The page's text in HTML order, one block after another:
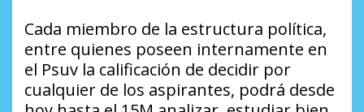
Cada miembro de la estructura política,
entre quienes poseen internamente en
el Psuv la calificación de decidir por
cualquier de los aspirantes, podrá desde